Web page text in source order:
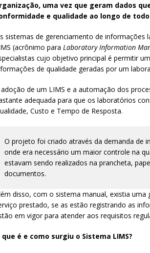
uma vez que geram dados
e qualidade ao longo de
sistemas de gerenciamento de
(acrônimo para Laboratory Information
cujo objetivo principal é permitir
de qualidade geradas por um
de um LIMS e a automação dos
adequada para que os laboratórios
Custo e Tempo de Resposta.
O projeto foi criado através da demanda de
onde era necessário um maior controle na
estavam sendo realizados na prancheta,
documentos.
disso, com o sistema manual, existia uma
prestado, se as estão registrando as
em vigor para atender aos requisitos
que é e como surgiu o Sistema LIMS?